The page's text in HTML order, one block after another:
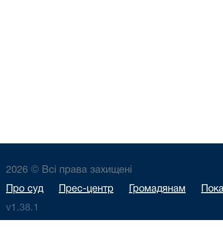
2026 © Всі права захищені
Про суд Прес-центр Громадянам
v1.38.1